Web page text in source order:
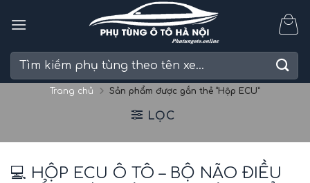
Tìm
Trang chủ Sản phẩm được gắn thẻ “Hộp ECU”
LỌC
💻 HỘP ECU Ô TÔ – BỘ NÃO ĐIỀU